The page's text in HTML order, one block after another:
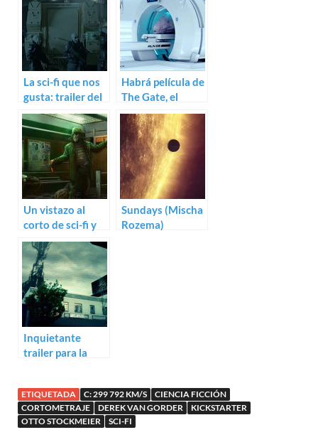
La sci-fi que nos
gusta: trailer del
cortometraje
Noon
Habrá película de
The Gate, el
genial corto de
Matt Westrup
Un vistazo al
corto de sci-fi y
terror AMFM
Sundays (Mischa
Rozema)
Inquietante
trailer para la
ETIQUETADA C: 299 792 KM/S
CIENCIA FICCIÓN
CORTOMETRAJE
DEREK VAN GORDER
KICKSTARTER
OTTO STOCKMEIER
SCI-FI